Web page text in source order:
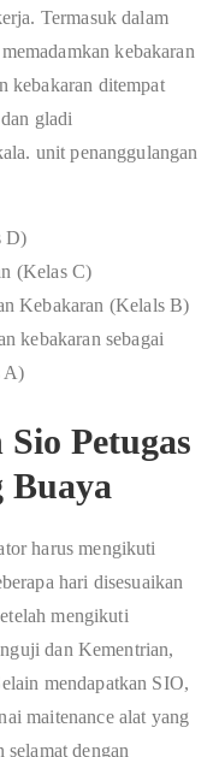
Termasuk dalam
kebakaran
kebakaran ditempat
gladi
unit penanggulangan
D)
(Kelas C)
Kebakaran (Kelals B)
kebakaran sebagai
A)
Petugas
Buaya
harus mengikuti
hari disesuaikan
mengikuti
dan Kementrian,
mendapatkan SIO,
maitenance alat yang
selamat dengan